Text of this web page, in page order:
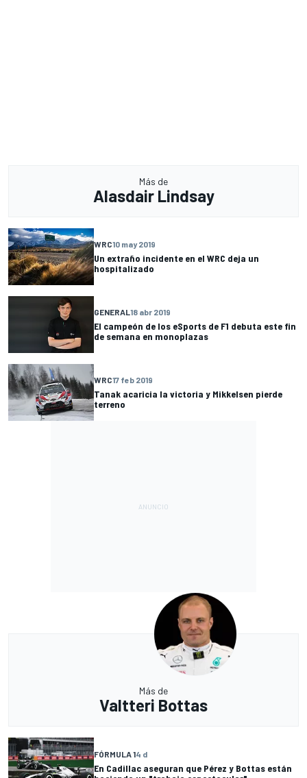
Más de
Alasdair Lindsay
WRC10 may 2019
Un extraño incidente en el WRC deja un
hospitalizado
GENERAL18 abr 2019
El campeón de los eSports de F1 debuta este fin
de semana en monoplazas
WRC17 feb 2019
Tanak acaricia la victoria y Mikkelsen pierde
terreno
Más de
Valtteri Bottas
FÓRMULA 14 d
En Cadillac aseguran que Pérez y Bottas están